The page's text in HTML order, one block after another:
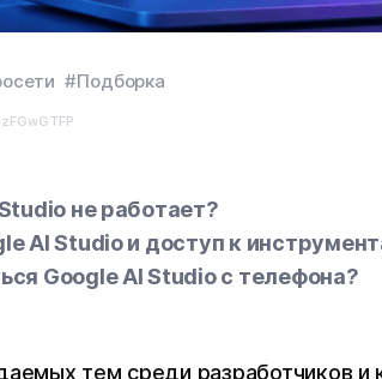
#Подборка
не работает?
AI Studio и доступ к
Google AI Studio с телефона?
тем среди разработчиков и